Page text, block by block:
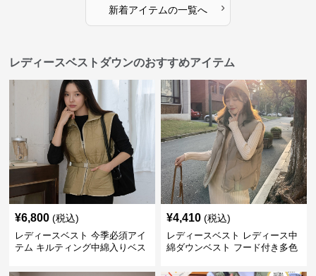
新着アイテムの一覧へ ›
レディースベストダウンのおすすめアイテム
¥6,800 (税込)
レディースベスト 今季必須アイ
テム キルティング中綿入りベス
¥4,410 (税込)
レディースベスト レディース中
綿ダウンベスト フード付き多色